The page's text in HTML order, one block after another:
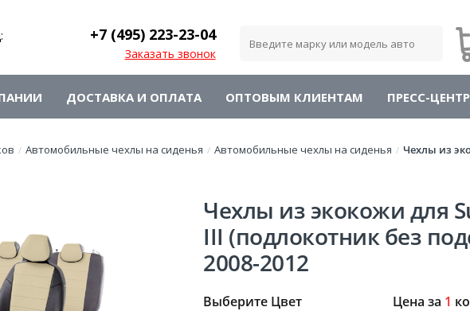
+7 (495)223-23-04
Заказать звонок
ДОСТАВКА И ОПЛАТА ОПТОВЫМ КЛИЕНТАМ ПРЕСС-ЦЕНТР
/ Автомобильные чехлы на сиденья / Автомобильные чехлы на сиденья / Чехлы из
Чехлы из экокожи для
III (подлокотник без
2008-2012
Выберите Цвет Цена за 1